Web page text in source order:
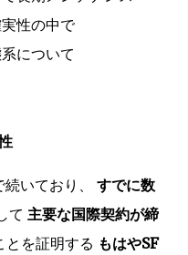
性の中で
について
いており、 すでに数
て 主要な国際契約が締
を証明する もはやSF